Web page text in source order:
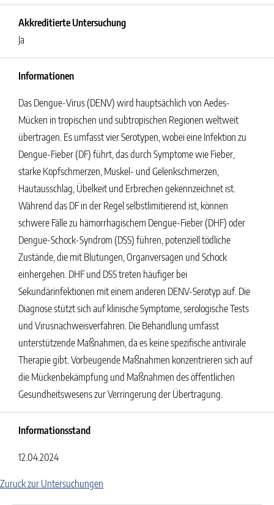
Akkreditierte Untersuchung
Ja
Informationen
Das Dengue-Virus (DENV) wird hauptsächlich von Aedes-
Mücken in tropischen und subtropischen Regionen weltweit
übertragen. Es umfasst vier Serotypen, wobei eine Infektion zu
Dengue-Fieber (DF) führt, das durch Symptome wie Fieber,
starke Kopfschmerzen, Muskel- und Gelenkschmerzen,
Hautausschlag, Übelkeit und Erbrechen gekennzeichnet ist.
Während das DF in der Regel selbstlimitierend ist, können
schwere Fälle zu hämorrhagischem Dengue-Fieber (DHF) oder
Dengue-Schock-Syndrom (DSS) führen, potenziell tödliche
Zustände, die mit Blutungen, Organversagen und Schock
einhergehen. DHF und DSS treten häufiger bei
Sekundärinfektionen mit einem anderen DENV-Serotyp auf. Die
Diagnose stützt sich auf klinische Symptome, serologische Tests
und Virusnachweisverfahren. Die Behandlung umfasst
unterstützende Maßnahmen, da es keine spezifische antivirale
Therapie gibt. Vorbeugende Maßnahmen konzentrieren sich auf
die Mückenbekämpfung und Maßnahmen des öffentlichen
Gesundheitswesens zur Verringerung der Übertragung.
Informationsstand
12.04.2024
Zuruck zur Untersuchungen